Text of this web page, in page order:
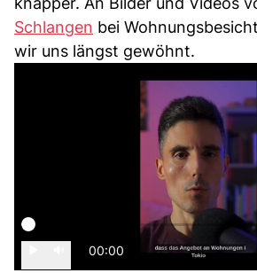
Schlangen bei
wir uns längst gewöhnt.
00:00